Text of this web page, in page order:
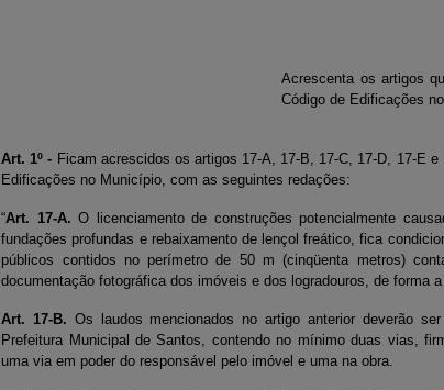
Acrescenta os artigos
Código de Edificações
Art. 1º - Ficam acrescidos os artigos 17-A, 17-B, 17-C, 17-D, 17-E
Edificações no Município, com as seguintes redações:
“Art. 17-A. O licenciamento de construções potencialmente
fundações profundas e rebaixamento de lençol freático, fica
públicos contidos no perímetro de 50 m (cinqüenta metros)
documentação fotográfica dos imóveis e dos logradouros, de forma
Art. 17-B. Os laudos mencionados no artigo anterior deverão
Prefeitura Municipal de Santos, contendo no mínimo duas vias,
uma via em poder do responsável pelo imóvel e uma na obra.